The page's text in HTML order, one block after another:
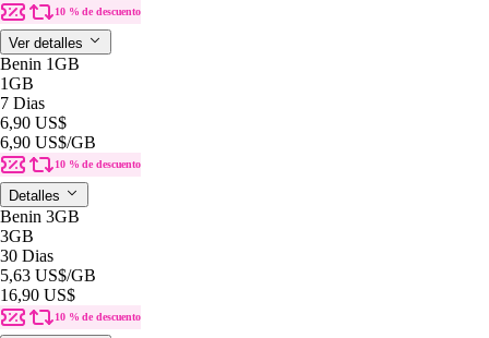
10 % de descuento
Ver detalles
Benin 1GB
1GB
7 Dias
6,90 US$
6,90 US$/GB
10 % de descuento
Detalles
Benin 3GB
3GB
30 Dias
5,63 US$/GB
16,90 US$
10 % de descuento